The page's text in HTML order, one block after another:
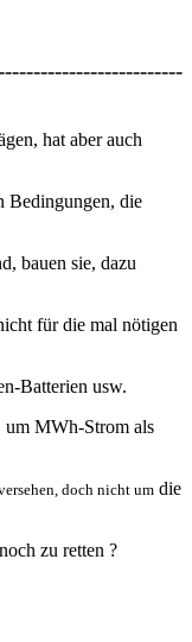
hat aber auch
Bedingungen, die
bauen sie, dazu
für die mal nötigen
Batterien usw.
MWh-Strom als
doch nicht um die
zu retten ?